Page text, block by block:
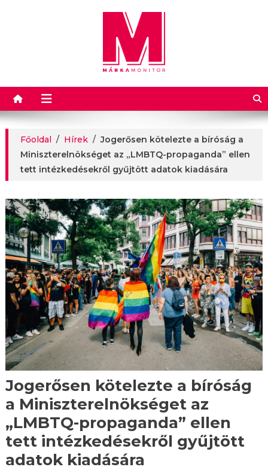
Márkamonitor
Főoldal / Hírek / Jogerősen kötelezte a bíróság a
Miniszterelnökséget az „LMBTQ-propaganda” ellen
tett intézkedésekről gyűjtött adatok kiadására
Jogerősen kötelezte a bíróság
a Miniszterelnökséget az
„LMBTQ-propaganda” ellen
tett intézkedésekről gyűjtött
adatok kiadására